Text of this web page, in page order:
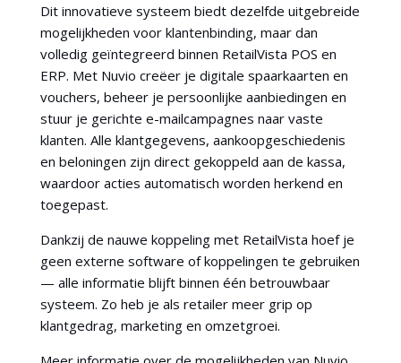
Dit innovatieve systeem biedt dezelfde uitgebreide
mogelijkheden voor klantenbinding, maar dan
volledig geïntegreerd binnen RetailVista POS en
ERP. Met Nuvio creëer je digitale spaarkaarten en
vouchers, beheer je persoonlijke aanbiedingen en
stuur je gerichte e-mailcampagnes naar vaste
klanten. Alle klantgegevens, aankoopgeschiedenis
en beloningen zijn direct gekoppeld aan de kassa,
waardoor acties automatisch worden herkend en
toegepast.
Dankzij de nauwe koppeling met RetailVista hoef je
geen externe software of koppelingen te gebruiken
— alle informatie blijft binnen één betrouwbaar
systeem. Zo heb je als retailer meer grip op
klantgedrag, marketing en omzetgroei.